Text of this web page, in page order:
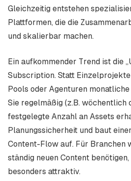
Gleichzeitig entstehen
Plattformen, die die
und skalierbar machen.
Ein aufkommender Trend ist die
Subscription. Statt
Pools oder Agenturen monatliche
Sie regelmäßig (z.B. wöchentlich
festgelegte Anzahl an Assets
Planungssicherheit und baut
Content-Flow auf. Für Branchen
ständig neuen Content
besonders attraktiv.